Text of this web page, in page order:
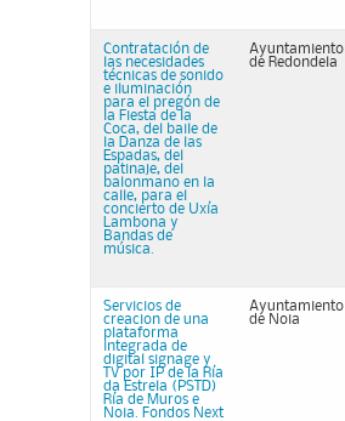
Contratación de
las necesidades
técnicas de sonido
e iluminación
para el pregón de
la Fiesta de la
Coca, del baile de
la Danza de las
Espadas, del
patinaje, del
balonmano en la
calle, para el
concierto de Uxía
Lambona y
Bandas de
música.
Ayuntamiento
de Redondela
Servicios de
creacion de una
plataforma
integrada de
digital signage y
TV por IP de la Ría
da Estrela (PSTD)
Ría de Muros e
Noia. Fondos Next
Ayuntamiento
de Noia